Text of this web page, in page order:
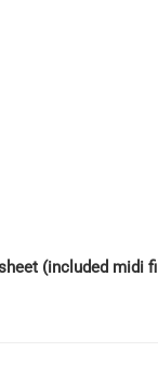
(included midi